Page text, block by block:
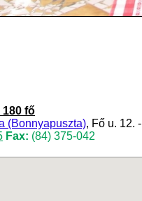
fő
(Bonnyapuszta), Fő u. 12. -
Fax: (84) 375-042